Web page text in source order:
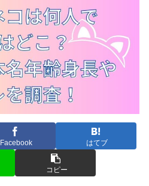
Facebook はてブ
コピー